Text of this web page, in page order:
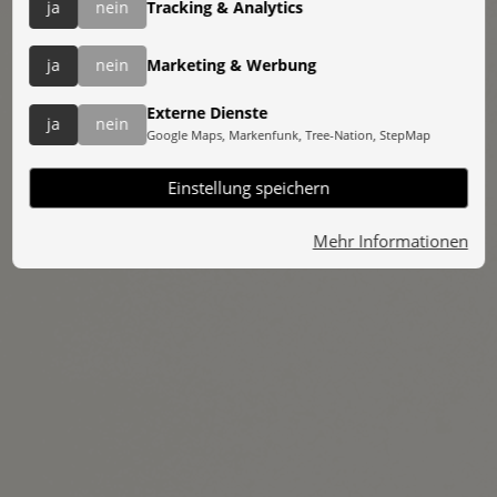
Teilnehmeranzahl:
1
ja nein Tracking & Analytics
ja nein Marketing & Werbung
ja nein
Externe Dienste
Google Maps, Markenfunk, Tree-Nation, StepMap
Einstellung speichern
Mehr Informationen